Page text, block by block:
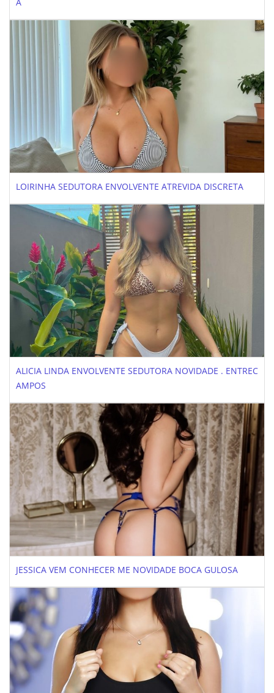
LOIRINHA SEDUTORA ENVOLVENTE ATREVIDA DISCRETA
ALICIA LINDA ENVOLVENTE SEDUTORA NOVIDADE . ENTREC
AMPOS
JESSICA VEM CONHECER ME NOVIDADE BOCA GULOSA